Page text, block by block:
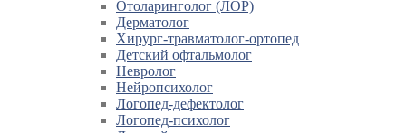
Отоларинголог (ЛОР)
Дерматолог
Хирург-травматолог-ортопед
Детский офтальмолог
Невролог
Нейропсихолог
Логопед-дефектолог
Логопед-психолог